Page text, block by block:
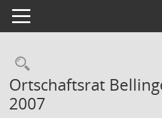
Toggle navigation
Rechercheauswahl
Ortschaftsrat
2007